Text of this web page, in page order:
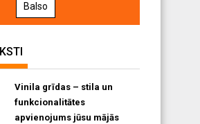
Balso
Vinila grīdas – stila un
funkcionalitātes
apvienojums jūsu mājās